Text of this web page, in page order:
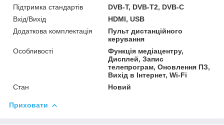
Підтримка стандартів
DVB-T, DVB-T2, DVB-C
Вхід/Вихід
HDMI, USB
Додаткова комплектація
Пульт дистанційного
керування
Особливості
Функція медіацентру,
Дисплей, Запис
телепрограм, Оновлення ПЗ,
Вихід в Інтернет, Wi-Fi
Стан
Новий
Приховати